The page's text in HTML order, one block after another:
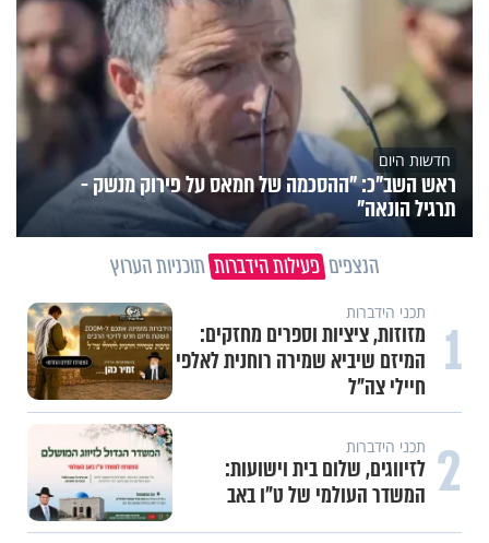
חדשות היום
ראש השב"כ: "ההסכמה של חמאס על פירוק מנשק -
תרגיל הונאה"
הנצפים פעילות הידברות תוכניות הערוץ
1 תכני הידברות
מזוזות, ציציות וספרים מחזקים:
המיזם שיביא שמירה רוחנית לאלפי
חיילי צה"ל
2 תכני הידברות
לזיווגים, שלום בית וישועות:
המשדר העולמי של ט"ו באב